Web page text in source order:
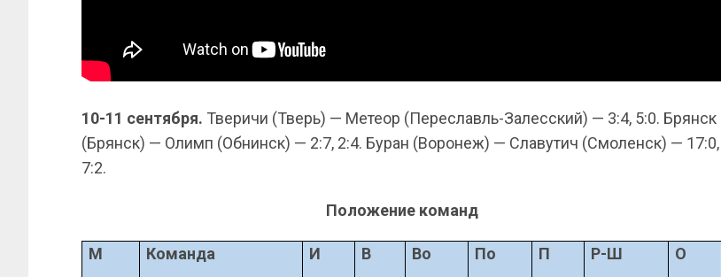
10-11 сентября. Тверичи (Тверь) — Метеор (Переславль-Залесский) — 3:4, 5:0. Брянск
(Брянск) — Олимп (Обнинск) — 2:7, 2:4. Буран (Воронеж) — Славутич (Смоленск) — 17:0,
7:2.
Положение команд
М Команда И В Во По П Р-Ш О